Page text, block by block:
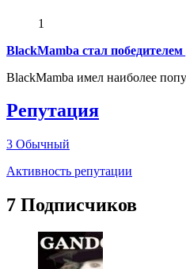
1
BlackMamba стал
BlackMamba имел наиболее
Репутация
3 Обычный
Активность репутации
7 Подписчиков